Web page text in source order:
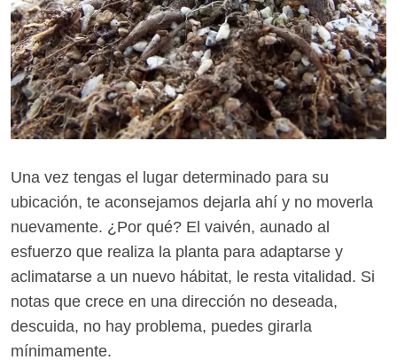
Una vez tengas el lugar determinado para su
ubicación, te aconsejamos dejarla ahí y no moverla
nuevamente. ¿Por qué? El vaivén, aunado al
esfuerzo que realiza la planta para adaptarse y
aclimatarse a un nuevo hábitat, le resta vitalidad. Si
notas que crece en una dirección no deseada,
descuida, no hay problema, puedes girarla
mínimamente.